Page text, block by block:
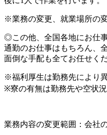
※業務の変更、就業場所の
◎この他、全国各地にお仕
通勤のお仕事はもちろん、
面倒な手配も全てお任せく
※福利厚生は勤務先により異
※寮の有無は勤務先や空状況
業務内容の変更範囲：会社